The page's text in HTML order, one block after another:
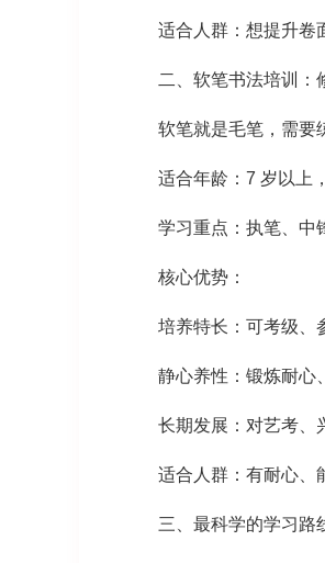
适合人群：想提升卷面
二、软笔书法培训：
软笔就是毛笔，需要练
适合年龄：7 岁以上，
学习重点：执笔、中锋
核心优势：
培养特长：可考级、参
静心养性：锻炼耐心、
长期发展：对艺考、兴
适合人群：有耐心、能
三、最科学的学习路